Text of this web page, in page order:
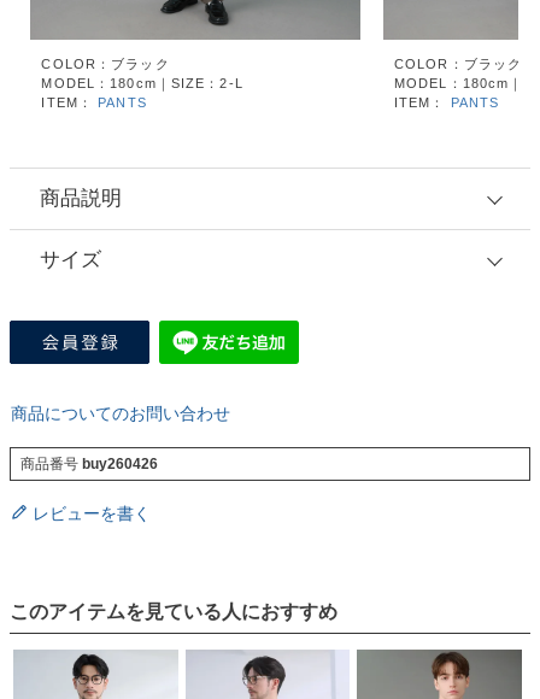
COLOR：ブラック
MODEL：180cm｜SIZE：2-L
ITEM： PANTS
COLOR：ブラック
MODEL：180cm｜
ITEM：
PANTS
商品説明
サイズ
商品についてのお問い合わせ
商品番号 buy260426
レビューを書く
このアイテムを見ている人におすすめ